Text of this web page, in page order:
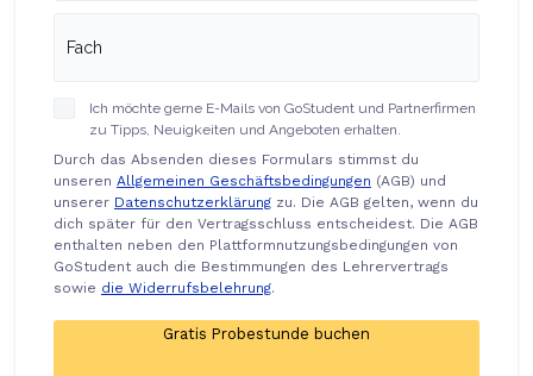
Ich möchte gerne E-Mails von GoStudent und Partnerfirmen
zu Tipps, Neuigkeiten und Angeboten erhalten.
Durch das Absenden dieses Formulars stimmst du
unseren Allgemeinen Geschäftsbedingungen (AGB) und
unserer Datenschutzerklärung zu. Die AGB gelten, wenn du
dich später für den Vertragsschluss entscheidest. Die AGB
enthalten neben den Plattformnutzungsbedingungen von
GoStudent auch die Bestimmungen des Lehrervertrags
sowie die Widerrufsbelehrung.